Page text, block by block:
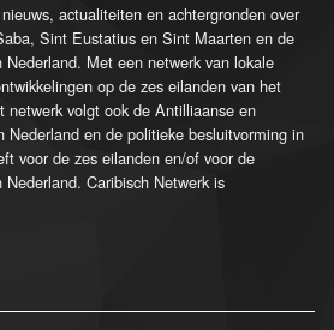
actualiteiten en achtergronden over
Sint Eustatius en Sint Maarten en de
Nederland. Met een netwerk van lokale
op de zes eilanden van het
netwerk volgt ook de Antilliaanse en
Nederland en de politieke besluitvorming in
voor de zes eilanden en/of voor de
Caribisch Netwerk is